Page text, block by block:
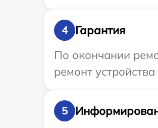
4
Гарантия
По окончании
ремонт
5